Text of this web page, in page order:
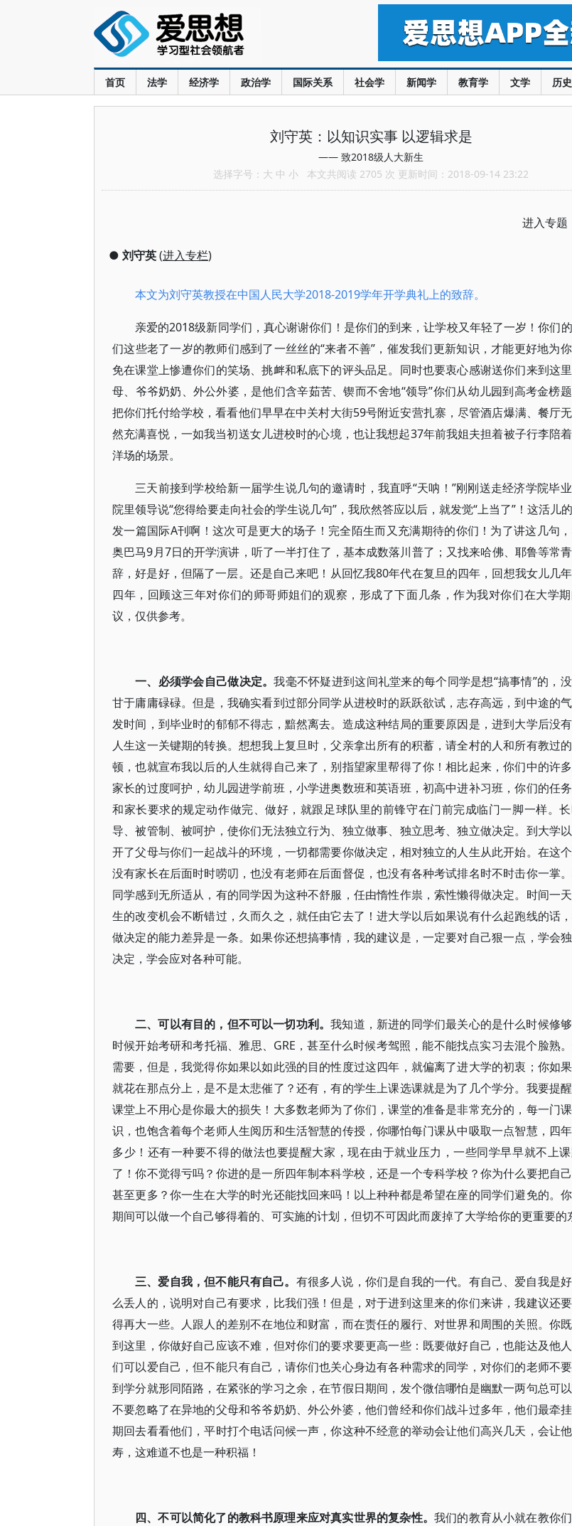
首页 法学 经济学 政治学 国际关系 社会学 新闻学 教育学 文学 历
刘守英：以知识实事 以逻辑求是
—— 致2018级人大新生
选择字号： 大 中 小 本文共阅读 2705 次 更新时间：2018-09-14 23:22
进入专题
● 刘守英(进入专栏)
本文为刘守英教授在中国人民大学2018-2019学年开学典礼上的致辞。
亲爱的2018级新同学们，真心谢谢你们！是你们的到来，让学校又年轻了一岁！你们
们这些老了一岁的教师们感到了一丝丝的“来者不善”，催发我们更新知识，才能更好地为
免在课堂上惨遭你们的笑场、挑衅和私底下的评头品足。同时也要衷心感谢送你们来到这
母、爷爷奶奶、外公外婆，是他们含辛茹苦、锲而不舍地“领导”你们从幼儿园到高考金榜
把你们托付给学校，看看他们早早在中关村大街59号附近安营扎寨，尽管酒店爆满、餐厅
然充满喜悦，一如我当初送女儿进校时的心境，也让我想起37年前我姐夫担着被子行李陪
洋场的场景。
三天前接到学校给新一届学生说几句的邀请时，我直呼“天呐！”刚刚送走经济学院毕
院里领导说“您得给要走向社会的学生说几句”，我欣然答应以后，就发觉“上当了”！这活儿
发一篇国际A刊啊！这次可是更大的场子！完全陌生而又充满期待的你们！为了讲这几句
奥巴马9月7日的开学演讲，听了一半打住了，基本成数落川普了；又找来哈佛、耶鲁等常
辞，好是好，但隔了一层。还是自己来吧！从回忆我80年代在复旦的四年，回想我女儿几
四年，回顾这三年对你们的师哥师姐们的观察，形成了下面几条，作为我对你们在大学
议，仅供参考。
一、必须学会自己做决定。我毫不怀疑进到这间礼堂来的每个同学是想“搞事情”的，
甘于庸庸碌碌。但是，我确实看到过部分同学从进校时的跃跃欲试，志存高远，到中途的
发时间，到毕业时的郁郁不得志，黯然离去。造成这种结局的重要原因是，进到大学后没
人生这一关键期的转换。想想我上复旦时，父亲拿出所有的积蓄，请全村的人和所有教过
顿，也就宣布我以后的人生就得自己来了，别指望家里帮得了你！相比起来，你们中的许
家长的过度呵护，幼儿园进学前班，小学进奥数班和英语班，初高中进补习班，你们的任
和家长要求的规定动作做完、做好，就跟足球队里的前锋守在门前完成临门一脚一样。
导、被管制、被呵护，使你们无法独立行为、独立做事、独立思考、独立做决定。到大学
开了父母与你们一起战斗的环境，一切都需要你做决定，相对独立的人生从此开始。在这
没有家长在后面时时唠叨，也没有老师在后面督促，也没有各种考试排名时不时击你一掌
同学感到无所适从，有的同学因为这种不舒服，任由惰性作祟，索性懒得做决定。时间一
生的改变机会不断错过，久而久之，就任由它去了！进大学以后如果说有什么起跑线的话
做决定的能力差异是一条。如果你还想搞事情，我的建议是，一定要对自己狠一点，学会
决定，学会应对各种可能。
二、可以有目的，但不可以一切功利。我知道，新进的同学们最关心的是什么时候修
时候开始考研和考托福、雅思、GRE，甚至什么时候考驾照，能不能找点实习去混个脸熟
需要，但是，我觉得你如果以如此强的目的性度过这四年，就偏离了进大学的初衷；你如
就花在那点分上，是不是太悲催了？还有，有的学生上课选课就是为了几个学分。我要提醒
课堂上不用心是你最大的损失！大多数老师为了你们，课堂的准备是非常充分的，每一门
识，也饱含着每个老师人生阅历和生活智慧的传授，你哪怕每门课从中吸取一点智慧，四
多少！还有一种要不得的做法也要提醒大家，现在由于就业压力，一些同学早早就不上
了！你不觉得亏吗？你进的是一所四年制本科学校，还是一个专科学校？你为什么要把自己
甚至更多？你一生在大学的时光还能找回来吗！以上种种都是希望在座的同学们避免的。
期间可以做一个自己够得着的、可实施的计划，但切不可因此而废掉了大学给你的更重要的
三、爱自我，但不能只有自己。 有很多人说，你们是自我的一代。有自己、爱自我是
么丢人的，说明对自己有要求，比我们强！但是，对于进到这里来的你们来讲，我建议还
得再大一些。人跟人的差别不在地位和财富，而在责任的履行、对世界和周围的关照。你
到这里，你做好自己应该不难，但对你们的要求要更高一些：既要做好自己，也能达及他
们可以爱自己，但不能只有自己，请你们也关心身边有各种需求的同学，对你们的老师不
到学分就形同陌路，在紧张的学习之余，在节假日期间，发个微信哪怕是幽默一两句总可
不要忽略了在异地的父母和爷爷奶奶、外公外婆，他们曾经和你们战斗过多年，他们最牵
期回去看看他们，平时打个电话问候一声，你这种不经意的举动会让他们高兴几天，会让
寿，这难道不也是一种积福！
四、不可以简化了的教科书原理来应对真实世界的复杂性。 我们的教育从小就在教你